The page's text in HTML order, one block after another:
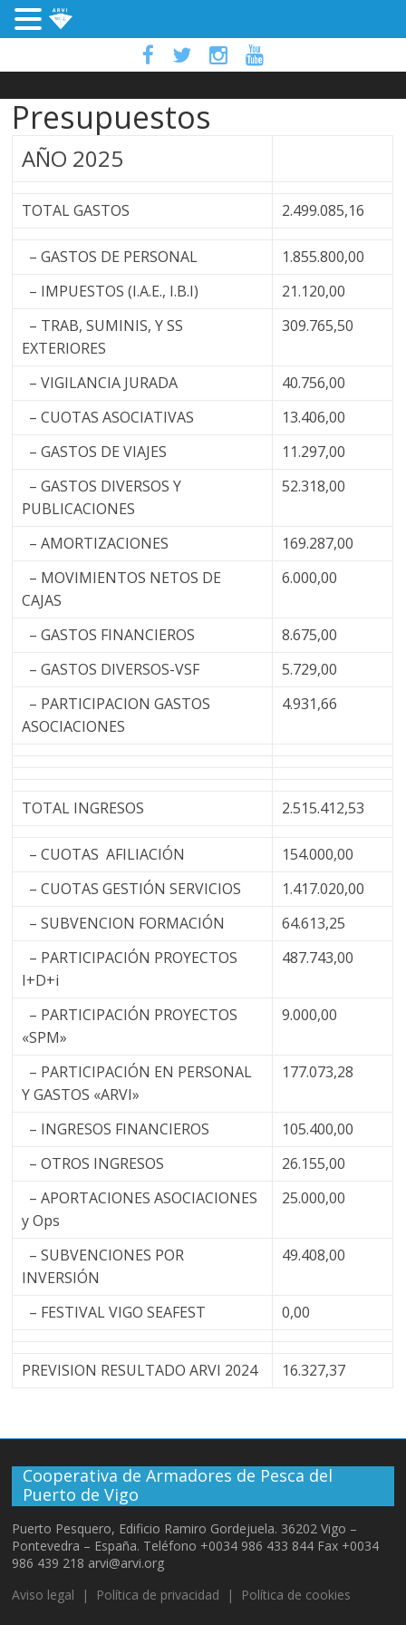
Presupuestos
AÑO 2025
TOTAL GASTOS 2.499.085,16
– GASTOS DE PERSONAL
1.855.800,00
– IMPUESTOS (I.A.E., I.B.I)
21.120,00
– TRAB, SUMINIS, Y SS
EXTERIORES
309.765,50
– VIGILANCIA JURADA
40.756,00
– CUOTAS ASOCIATIVAS
13.406,00
– GASTOS DE VIAJES
11.297,00
– GASTOS DIVERSOS Y
PUBLICACIONES
52.318,00
– AMORTIZACIONES
169.287,00
– MOVIMIENTOS NETOS DE
CAJAS
6.000,00
– GASTOS FINANCIEROS
8.675,00
– GASTOS DIVERSOS-VSF
5.729,00
– PARTICIPACION GASTOS
ASOCIACIONES
4.931,66
TOTAL INGRESOS 2.515.412,53
– CUOTAS AFILIACIÓN
154.000,00
– CUOTAS GESTIÓN SERVICIOS
1.417.020,00
– SUBVENCION FORMACIÓN
64.613,25
– PARTICIPACIÓN PROYECTOS
I+D+i
487.743,00
– PARTICIPACIÓN PROYECTOS
«SPM»
9.000,00
– PARTICIPACIÓN EN PERSONAL
Y GASTOS «ARVI»
177.073,28
– INGRESOS FINANCIEROS
105.400,00
– OTROS INGRESOS
26.155,00
– APORTACIONES ASOCIACIONES
y Ops
25.000,00
– SUBVENCIONES POR
INVERSIÓN
49.408,00
– FESTIVAL VIGO SEAFEST 0,00
PREVISION RESULTADO ARVI 2024 16.327,37
Cooperativa de Armadores de Pesca del
Puerto de Vigo
Puerto Pesquero, Edificio Ramiro Gordejuela. 36202 Vigo –
Pontevedra – España. Teléfono +0034 986 433 844 Fax +0034
986 439 218 arvi@arvi.org
Aviso legal | Política de privacidad | Política de cookies